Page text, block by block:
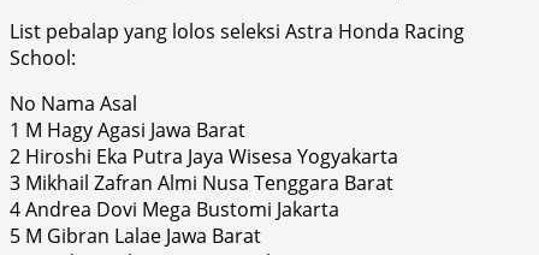
List pebalap yang lolos seleksi Astra Honda Racing
School:
No Nama Asal
1 M Hagy Agasi Jawa Barat
2 Hiroshi Eka Putra Jaya Wisesa Yogyakarta
3 Mikhail Zafran Almi Nusa Tenggara Barat
4 Andrea Dovi Mega Bustomi Jakarta
5 M Gibran Lalae Jawa Barat